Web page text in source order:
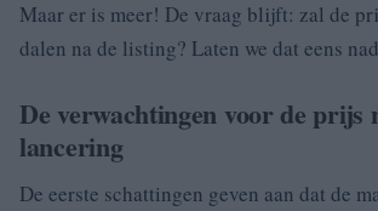
Maar er is meer! De vraag blijft: zal de
dalen na de listing? Laten we dat eens
De verwachtingen voor de prijs
lancering
De eerste schattingen geven aan dat de